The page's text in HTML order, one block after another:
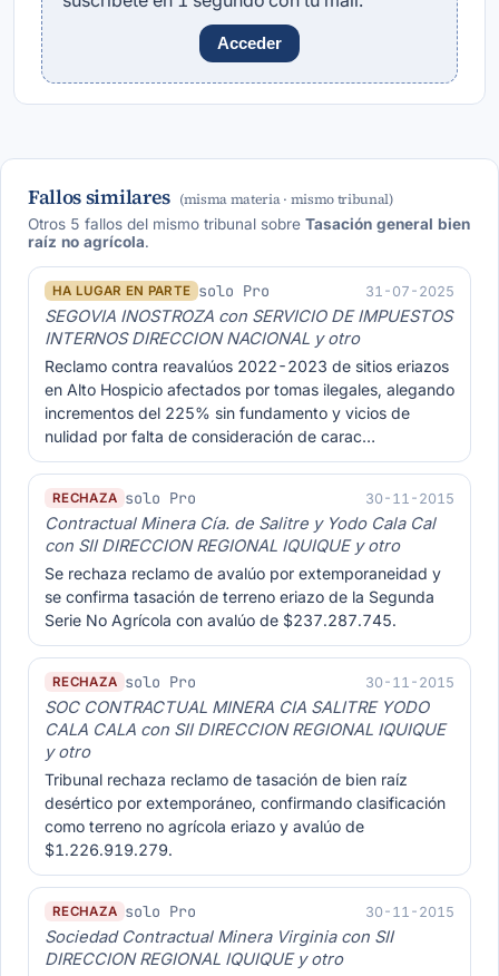
Acceder
Fallos similares (misma materia · mismo tribunal)
Otros 5 fallos del mismo tribunal sobre Tasación general bien
raíz no agrícola.
HA LUGAR EN PARTE solo Pro 31-07-2025
SEGOVIA INOSTROZA con SERVICIO DE IMPUESTOS
INTERNOS DIRECCION NACIONAL y otro
Reclamo contra reavalúos 2022-2023 de sitios eriazos
en Alto Hospicio afectados por tomas ilegales, alegando
incrementos del 225% sin fundamento y vicios de
nulidad por falta de consideración de carac…
RECHAZA solo Pro 30-11-2015
Contractual Minera Cía. de Salitre y Yodo Cala Cal
con SII DIRECCION REGIONAL IQUIQUE y otro
Se rechaza reclamo de avalúo por extemporaneidad y
se confirma tasación de terreno eriazo de la Segunda
Serie No Agrícola con avalúo de $237.287.745.
RECHAZA solo Pro 30-11-2015
SOC CONTRACTUAL MINERA CIA SALITRE YODO
CALA CALA con SII DIRECCION REGIONAL IQUIQUE
y otro
Tribunal rechaza reclamo de tasación de bien raíz
desértico por extemporáneo, confirmando clasificación
como terreno no agrícola eriazo y avalúo de
$1.226.919.279.
RECHAZA solo Pro 30-11-2015
Sociedad Contractual Minera Virginia con SII
DIRECCION REGIONAL IQUIQUE y otro